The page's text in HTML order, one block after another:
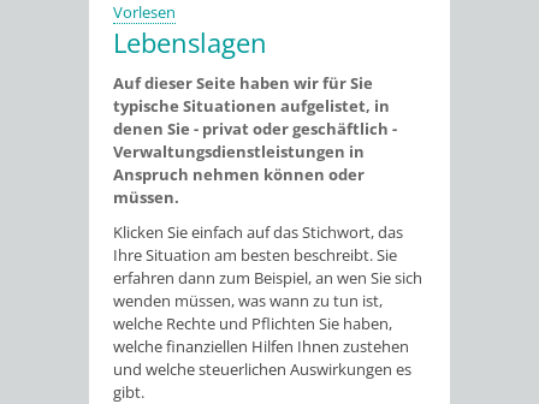
Vorlesen
Lebenslagen
Auf dieser Seite haben wir für Sie
typische Situationen aufgelistet, in
denen Sie - privat oder geschäftlich -
Verwaltungsdienstleistungen in
Anspruch nehmen können oder
müssen.
Klicken Sie einfach auf das Stichwort, das
Ihre Situation am besten beschreibt. Sie
erfahren dann zum Beispiel, an wen Sie sich
wenden müssen, was wann zu tun ist,
welche Rechte und Pflichten Sie haben,
welche finanziellen Hilfen Ihnen zustehen
und welche steuerlichen Auswirkungen es
gibt.